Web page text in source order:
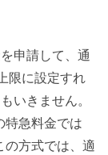
申請して、通
限に設定すれ
いきません。
特急料金では
の方式では、適